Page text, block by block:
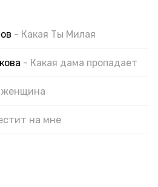
- Какая Ты Милая
- Какая дама пропадает
женщина
на мне